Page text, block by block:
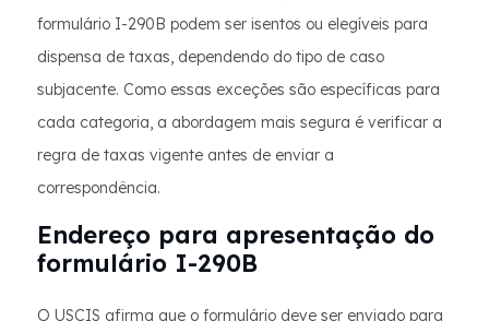
formulário I-290B podem ser isentos ou elegíveis para
dispensa de taxas, dependendo do tipo de caso
subjacente. Como essas exceções são específicas para
cada categoria, a abordagem mais segura é verificar a
regra de taxas vigente antes de enviar a
correspondência.
Endereço para apresentação do
formulário I-290B
O USCIS afirma que o formulário deve ser enviado para